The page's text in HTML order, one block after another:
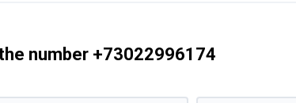
number +73022996174